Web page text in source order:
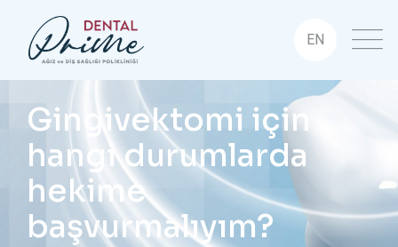
EN
Gingivektomi için
hangi durumlarda
hekime
başvurmalıyım?